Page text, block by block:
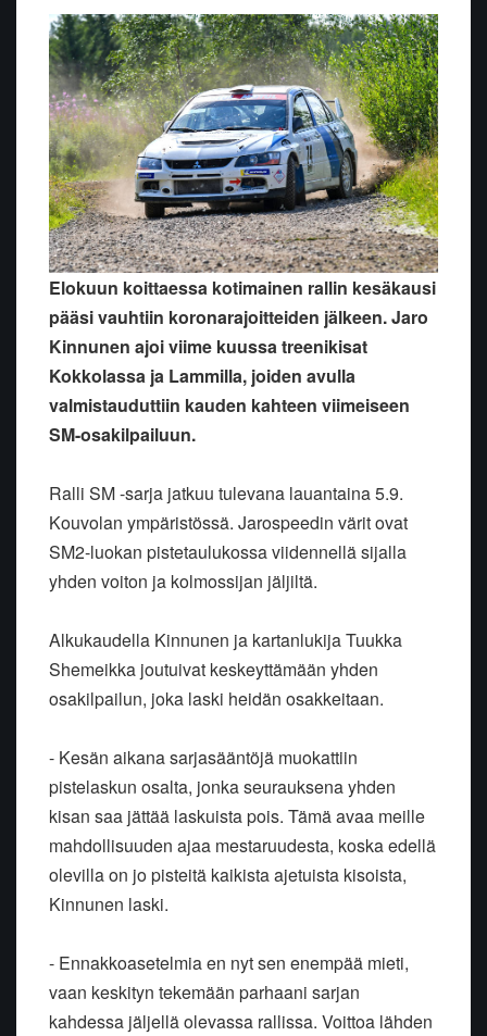
Elokuun koittaessa kotimainen rallin kesäkausi
pääsi vauhtiin koronarajoitteiden jälkeen. Jaro
Kinnunen ajoi viime kuussa treenikisat
Kokkolassa ja Lammilla, joiden avulla
valmistauduttiin kauden kahteen viimeiseen
SM-osakilpailuun.
Ralli SM -sarja jatkuu tulevana lauantaina 5.9.
Kouvolan ympäristössä. Jarospeedin värit ovat
SM2-luokan pistetaulukossa viidennellä sijalla
yhden voiton ja kolmossijan jäljiltä.
Alkukaudella Kinnunen ja kartanlukija Tuukka
Shemeikka joutuivat keskeyttämään yhden
osakilpailun, joka laski heidän osakkeitaan.
- Kesän aikana sarjasääntöjä muokattiin
pistelaskun osalta, jonka seurauksena yhden
kisan saa jättää laskuista pois. Tämä avaa meille
mahdollisuuden ajaa mestaruudesta, koska edellä
olevilla on jo pisteitä kaikista ajetuista kisoista,
Kinnunen laski.
- Ennakkoasetelmia en nyt sen enempää mieti,
vaan keskityn tekemään parhaani sarjan
kahdessa jäljellä olevassa rallissa. Voittoa lähden